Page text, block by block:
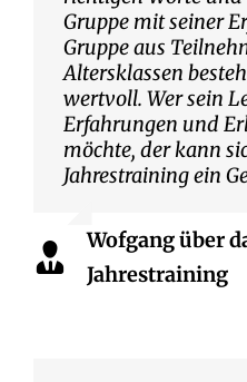
Gruppe mit seiner
Gruppe aus
Altersklassen
wertvoll. Wer sein
Erfahrungen und
möchte, der kann
Jahrestraining ein
Wofgang über
Jahrestraining